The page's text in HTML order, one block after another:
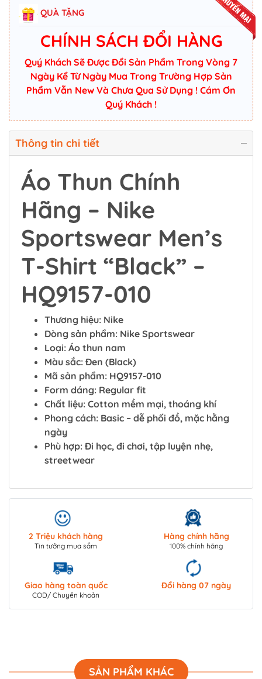
QUÀ TẶNG
CHÍNH SÁCH ĐỔI HÀNG
Quý Khách Sẽ Được Đổi Sản Phẩm Trong Vòng 7
Ngày Kể Từ Ngày Mua Trong Trường Hợp Sản
Phẩm Vẫn New Và Chưa Qua Sử Dụng ! Cám Ơn
Quý Khách !
Thông tin chi tiết
Áo Thun Chính
Hãng – Nike
Sportswear Men’s
T-Shirt “Black” –
HQ9157-010
Thương hiệu: Nike
Dòng sản phẩm: Nike Sportswear
Loại: Áo thun nam
Màu sắc: Đen (Black)
Mã sản phẩm: HQ9157-010
Form dáng: Regular fit
Chất liệu: Cotton mềm mại, thoáng khí
Phong cách: Basic – dễ phối đồ, mặc hằng
ngày
Phù hợp: Đi học, đi chơi, tập luyện nhẹ,
streetwear
2 Triệu khách hàng
Tin tưởng mua sắm
Hàng chính hãng
100% chính hãng
Giao hàng toàn quốc
COD/ Chuyển khoản
Đổi hàng 07 ngày
SẢN PHẨM KHÁC